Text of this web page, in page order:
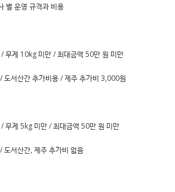
별 운영 규격과 비용
무게 10kg 미만 / 최대금액 50만 원 미만
서산간 추가비용 / 제주 추가비 3,000원
무게 5kg 미만 / 최대금액 50만 원 미만
서산간, 제주 추가비 없음